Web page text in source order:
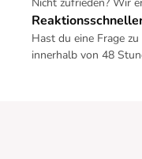
Hast du eine Frage
innerhalb von 48